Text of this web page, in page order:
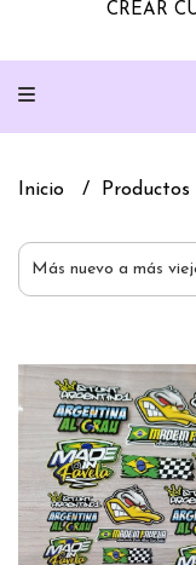
CREAR
Inicio Productos